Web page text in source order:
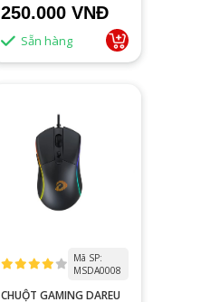
250.000 VNĐ
Sẵn hàng
Mã SP:
MSDA0008
CHUỘT GAMING DAREU